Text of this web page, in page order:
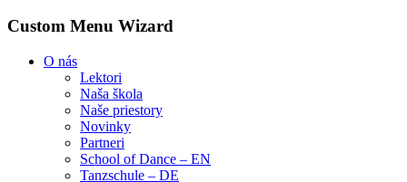
Custom Menu Wizard
O nás
Lektori
Naša škola
Naše priestory
Novinky
Partneri
School of Dance – EN
Tanzschule – DE